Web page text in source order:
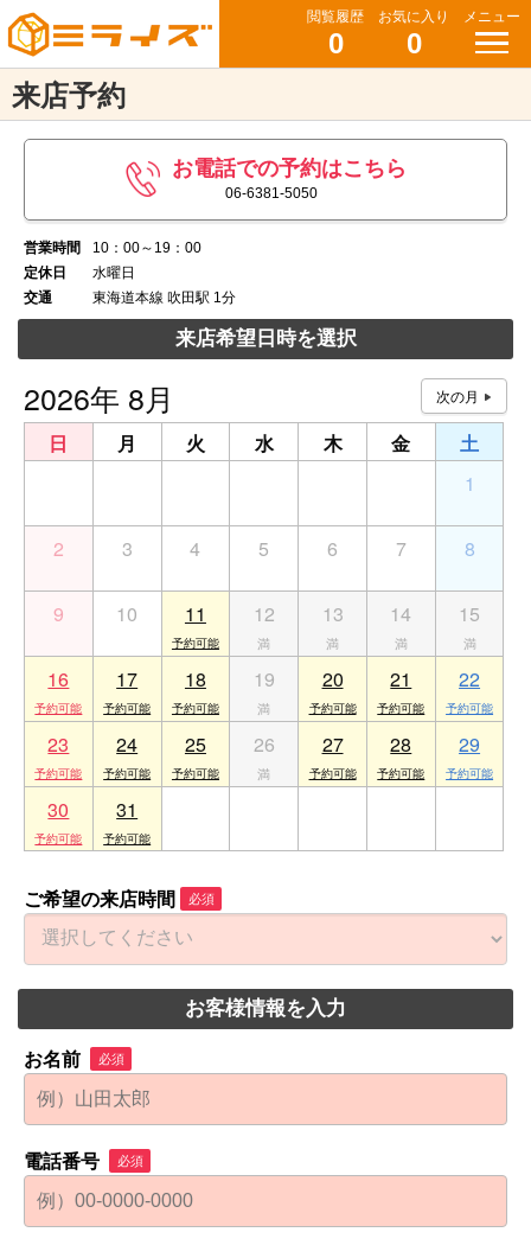
閲覧履歴
0
お気に入り
0
メニュー
来店予約
お電話での予約はこちら
06-6381-5050
営業時間
10：00～19：00
定休日
水曜日
交通
東海道本線 吹田駅 1分
来店希望日時を選択
2026年 8月
日 月 火 水 木 金
土
1
2 3 4 5 6 7 8
9 10 11 12 13 14 15
16 17 18 19 20 21 22
23 24 25 26 27 28 29
30 31
ご希望の来店時間 必須
お客様情報を入力
お名前 必須
電話番号 必須